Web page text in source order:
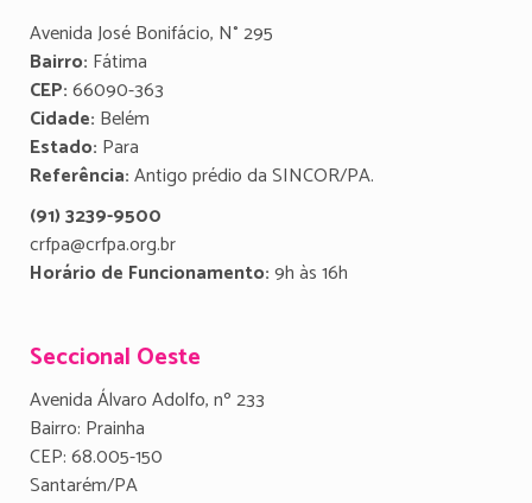
Avenida José Bonifácio, N° 295
Bairro: Fátima
CEP:66090-363
Cidade: Belém
Estado: Para
Referência:Antigo prédio da SINCOR/PA.
(91) 3239-9500
crfpa@crfpa.org.br
Horário de Funcionamento:9h às 16h
Seccional Oeste
Avenida Álvaro Adolfo, nº 233
Bairro: Prainha
CEP: 68.005-150
Santarém/PA